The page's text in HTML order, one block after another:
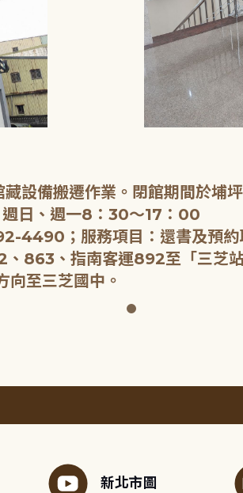
設備搬遷作業。閉館期間於埔
日、週一8：30～17：00
4490；服務項目：還書及預約
863、指南客運892至「三芝站
向至三芝國中。
新北市圖